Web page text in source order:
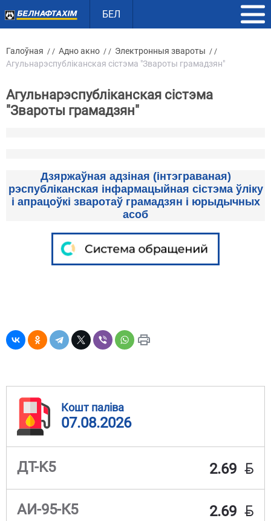
БЕЛ
Галоўная / / Адно акно / / Электронныя звароты / /
Агульнарэспубліканская сістэма "Звароты грамадзян"
Агульнарэспубліканская сістэма
"Звароты грамадзян"
Дзяржаўная адзіная (інтэграваная)
рэспубліканская інфармацыйная сістэма ўліку
і апрацоўкі зваротаў грамадзян і юрыдычных
асоб
Кошт паліва
07.08.2026
ДТ-K5 2.69 BYN
АИ-95-К5 2.69 BYN